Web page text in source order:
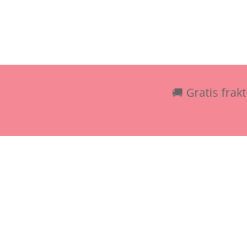
🚚 Gratis frakt